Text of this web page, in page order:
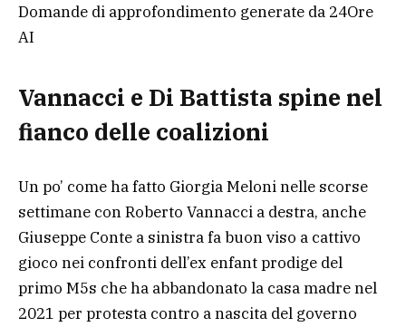
Domande di approfondimento generate da 24Ore
AI
Vannacci e Di Battista spine nel
fianco delle coalizioni
Un po’ come ha fatto Giorgia Meloni nelle scorse
settimane con Roberto Vannacci a destra, anche
Giuseppe Conte a sinistra fa buon viso a cattivo
gioco nei confronti dell’ex enfant prodige del
primo M5s che ha abbandonato la casa madre nel
2021 per protesta contro a nascita del governo